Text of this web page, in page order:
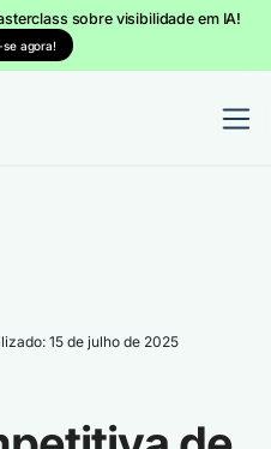
sobre visibilidade em IA!
agora!
15 de julho de 2025